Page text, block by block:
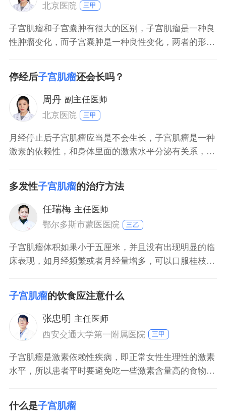
北京医院
三甲
子宫肌瘤和子宫囊肿有很大的区别，子宫肌瘤是一种良
性肿瘤变化，而子宫囊肿是一种良性变化，两者的形状
子宫壁或者子宫边上，而子宫囊肿在卵巢附近。
停经后子宫肌瘤还会长吗？
周丹 副主任医师
北京医院
三甲
月经停止后子宫肌瘤应当是不会生长，子宫肌瘤是一种
激素的依赖性，和身体里面的激素水平分泌有关系，在
表现出急剧减退，外阴、阴道、子宫就会表现出不一样
的萎缩程度，在绝经之后，子宫肌瘤也会表现出萎缩的
现象发生。子宫肌瘤一般是良性的，肿瘤如果不是特别
大的话，可以
多发性子宫肌瘤的治疗方法
任瑞梅 主任医师
鄂尔多斯市蒙医医院
三乙
子宫肌瘤体积如果小于五厘米，并且没有出现明显的临
床表现，如月经频繁或者月经量增多，可以口服桂枝茯
片，也可以针对个人体质、临床表现进行中医调理。如
果大于五厘米以上的子宫肌瘤，并且伴随症状比较多，
必须要手术治疗，通过手术切除子宫肌瘤。但是切除以
后要注意定期复查B超，观察是否存在肌瘤复发。一旦
复发，
子宫肌瘤的饮食应注意什么
张忠明 主任医师
西安交通大学第一附属医院
三甲
子宫肌瘤是激素依赖性疾病，即正常女性生理性的激素
水平，所以患者平时要避免吃一些激素含量高的食物，
特殊处理，定期复诊即可。
什么是子宫肌瘤